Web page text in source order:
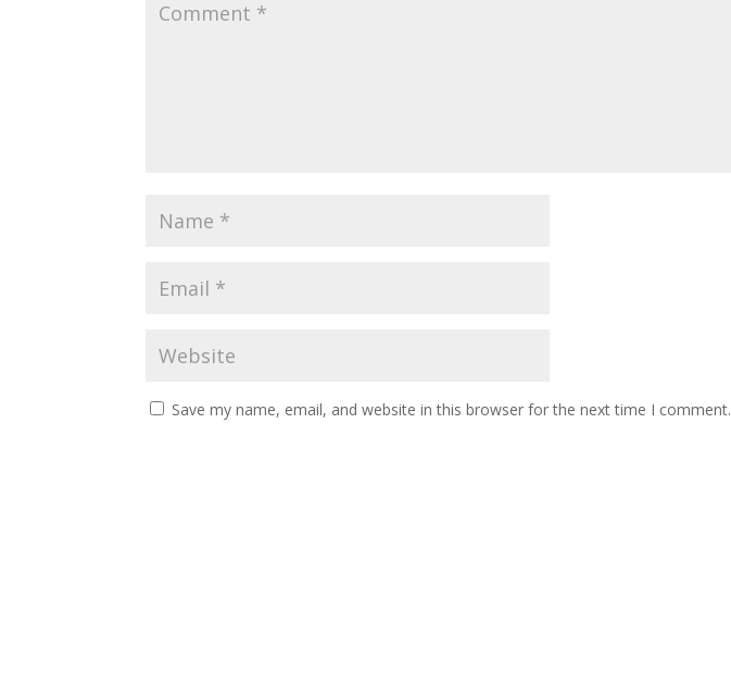
Save my name, email, and website in this browser for the next time I comment.